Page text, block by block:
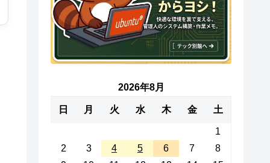
2026年8月
日 月 火 水 木 金 土
1
2
3 4 5 6 7
8